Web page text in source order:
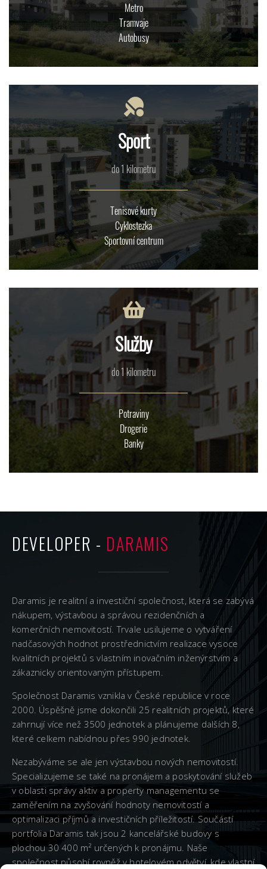
Metro
Tramvaje
Autobusy
Sport
do 1 kilometru
Tenisové kurty
Cyklostezka
Sportovní centrum
Služby
do 1 kilometru
Potraviny
Drogerie
Banky
DEVELOPER - DARAMIS
Daramis je realitní a investiční společnost, která se zabývá
nákupem, výstavbou a správou rezidenčních a
komerčních nemovitostí. Trvale usilujeme o vytváření
nadčasových hodnot prostřednictvím realizace vysoce
kvalitních projektů s vlastním inovačním inženýrstvím a
zákaznicky orientovaným přístupem.
Společnost Daramis vznikla v České republice v roce
2000. Úspěšně jsme dokončili 25 realitních projektů, které
zahrnují více než 3500 jednotek a plánujeme dalších 8,
které celkem nabídnou přes 990 jednotek.
Nezabýváme se ale jen výstavbou nových nemovitostí.
Specializujeme se také na pronájem a poskytování služeb
v oblasti správy aktiv a property managementu se
zaměřením na zvyšování hodnoty nemovitostí a
optimalizaci příjmů a investičních příležitostí. Součástí
portfolia Daramis tak jsou 2 kancelářské budovy s
plochou 30 400 m² určených k pronájmu. Naše
společnost působí rovněž v hotelovém odvětví, kde vlastní